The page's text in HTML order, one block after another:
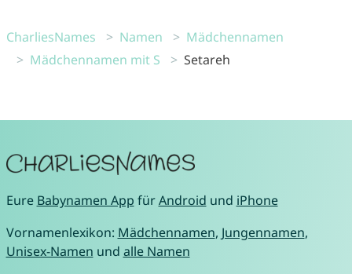
CharliesNames Namen
Mädchennamen
Mädchennamen mit S
Setareh
Eure Babynamen App fürAndroid und iPhone
Vornamenlexikon: Mädchennamen, Jungennamen,
Unisex-Namen und alle Namen